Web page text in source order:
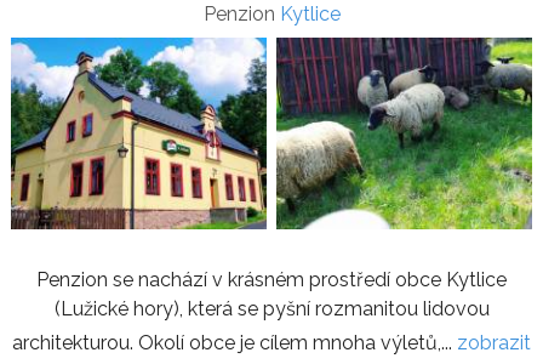
Penzion Kytlice
Penzion se nachází v krásném prostředí obce Kytlice
(Lužické hory), která se pyšní rozmanitou lidovou
architekturou. Okolí obce je cílem mnoha výletů,... zobrazit